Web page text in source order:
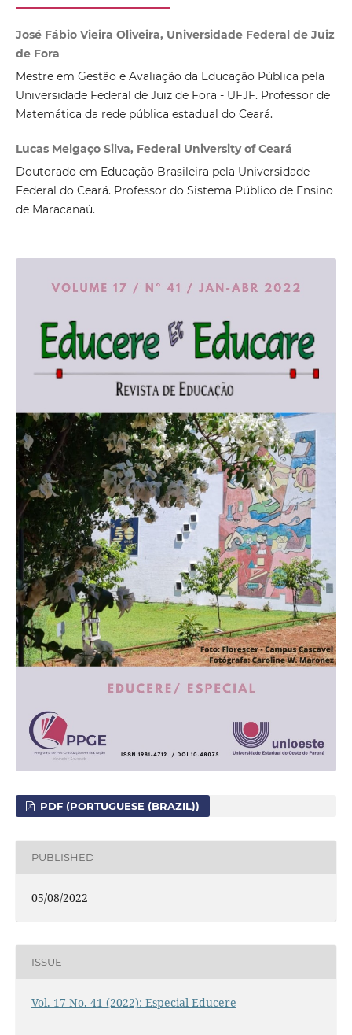
José Fábio Vieira Oliveira, Universidade Federal de Juiz
de Fora
Mestre em Gestão e Avaliação da Educação Pública pela
Universidade Federal de Juiz de Fora - UFJF. Professor de
Matemática da rede pública estadual do Ceará.
Lucas Melgaço Silva, Federal University of Ceará
Doutorado em Educação Brasileira pela Universidade
Federal do Ceará. Professor do Sistema Público de Ensino
de Maracanaú.
PDF (PORTUGUESE (BRAZIL))
PUBLISHED
05/08/2022
ISSUE
Vol. 17 No. 41 (2022): Especial Educere